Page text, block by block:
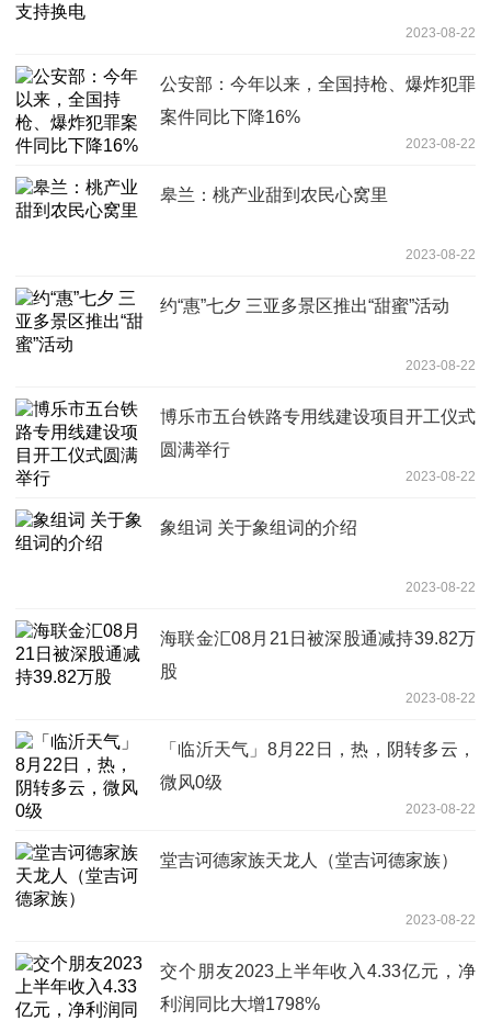
2023-08-22
公安部：今年以来，全国持枪、爆炸犯罪
案件同比下降16%
2023-08-22
皋兰：桃产业甜到农民心窝里
2023-08-22
约“惠”七夕 三亚多景区推出“甜蜜”活动
2023-08-22
博乐市五台铁路专用线建设项目开工仪式
圆满举行
2023-08-22
象组词 关于象组词的介绍
2023-08-22
海联金汇08月21日被深股通减持39.82万
股
2023-08-22
「临沂天气」8月22日，热，阴转多云，
微风0级
2023-08-22
堂吉诃德家族天龙人（堂吉诃德家族）
2023-08-22
交个朋友2023上半年收入4.33亿元，净
利润同比大增1798%